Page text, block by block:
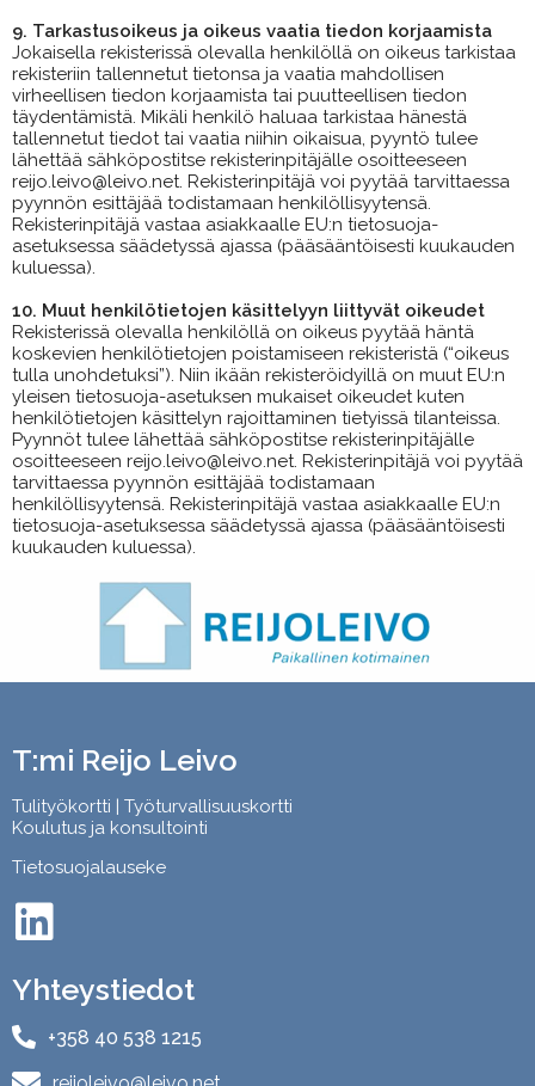
9. Tarkastusoikeus ja oikeus vaatia tiedon korjaamista
Jokaisella rekisterissä olevalla henkilöllä on oikeus tarkistaa
rekisteriin tallennetut tietonsa ja vaatia mahdollisen
virheellisen tiedon korjaamista tai puutteellisen tiedon
täydentämistä. Mikäli henkilö haluaa tarkistaa hänestä
tallennetut tiedot tai vaatia niihin oikaisua, pyyntö tulee
lähettää sähköpostitse rekisterinpitäjälle osoitteeseen
reijo.leivo@leivo.net. Rekisterinpitäjä voi pyytää tarvittaessa
pyynnön esittäjää todistamaan henkilöllisyytensä.
Rekisterinpitäjä vastaa asiakkaalle EU:n tietosuoja-
asetuksessa säädetyssä ajassa (pääsääntöisesti kuukauden
kuluessa).
10. Muut henkilötietojen käsittelyyn liittyvät oikeudet
Rekisterissä olevalla henkilöllä on oikeus pyytää häntä
koskevien henkilötietojen poistamiseen rekisteristä (“oikeus
tulla unohdetuksi”). Niin ikään rekisteröidyillä on muut EU:n
yleisen tietosuoja-asetuksen mukaiset oikeudet kuten
henkilötietojen käsittelyn rajoittaminen tietyissä tilanteissa.
Pyynnöt tulee lähettää sähköpostitse rekisterinpitäjälle
osoitteeseen reijo.leivo@leivo.net. Rekisterinpitäjä voi pyytää
tarvittaessa pyynnön esittäjää todistamaan
henkilöllisyytensä. Rekisterinpitäjä vastaa asiakkaalle EU:n
tietosuoja-asetuksessa säädetyssä ajassa (pääsääntöisesti
kuukauden kuluessa).
T:mi Reijo Leivo
Tulityökortti | Työturvallisuuskortti
Koulutus ja konsultointi
Tietosuojalauseke
Yhteystiedot
+358 40 538 1215